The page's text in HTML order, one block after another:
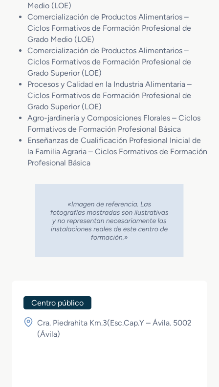
Medio (LOE)
Comercialización de Productos Alimentarios –
Ciclos Formativos de Formación Profesional de
Grado Medio (LOE)
Comercialización de Productos Alimentarios –
Ciclos Formativos de Formación Profesional de
Grado Superior (LOE)
Procesos y Calidad en la Industria Alimentaria –
Ciclos Formativos de Formación Profesional de
Grado Superior (LOE)
Agro-jardinería y Composiciones Florales – Ciclos
Formativos de Formación Profesional Básica
Enseñanzas de Cualificación Profesional Inicial de
la Familia Agraria – Ciclos Formativos de Formación
Profesional Básica
Centro público
Cra. Piedrahita Km.3(Esc.Cap.Y – Ávila. 5002
(Ávila)